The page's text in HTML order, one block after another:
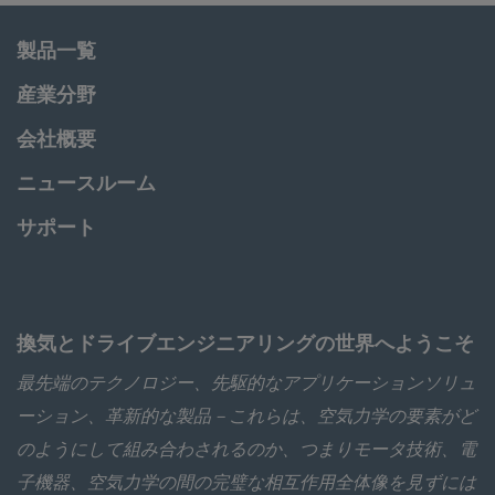
製品一覧
産業分野
会社概要
ニュースルーム
サポート
換気とドライブエンジニアリングの世界へようこそ
最先端のテクノロジー、先駆的なアプリケーションソリュ
ーション、革新的な製品－これらは、空気力学の要素がど
のようにして組み合わされるのか、つまりモータ技術、電
子機器、空気力学の間の完璧な相互作用全体像を見ずには